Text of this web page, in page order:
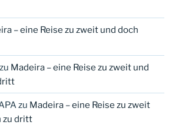
– eine Reise zu zweit und doch
zu Madeira – eine Reise zu zweit und
zu Madeira – eine Reise zu zweit
zu dritt